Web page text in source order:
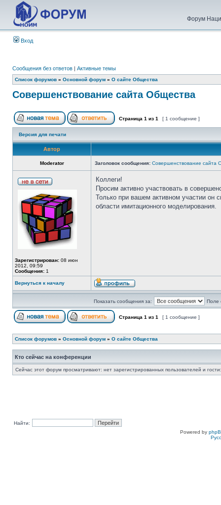
Форум
Вход
Сообщения без ответов | Активные темы
Список форумов » Основной форум » О сайте Общества
Совершенствование сайта Общества
Страница 1 из 1 [ 1 сообщение ]
Версия для печати
Автор
Moderator Заголовок сообщения: Совершенствование сайта
Зарегистрирован: 08 июн
2012, 09:59
Сообщения: 1
Коллеги!
Просим активно участвовать в
Только при вашем активном участии он
области имитационного моделирования.
Вернуться к началу
Показать сообщения за: Поле
Страница 1 из 1 [ 1 сообщение ]
Список форумов » Основной форум » О сайте Общества
Кто сейчас на конференции
Сейчас этот форум просматривают: нет зарегистрированных пользователей и
Найти:
Powered by